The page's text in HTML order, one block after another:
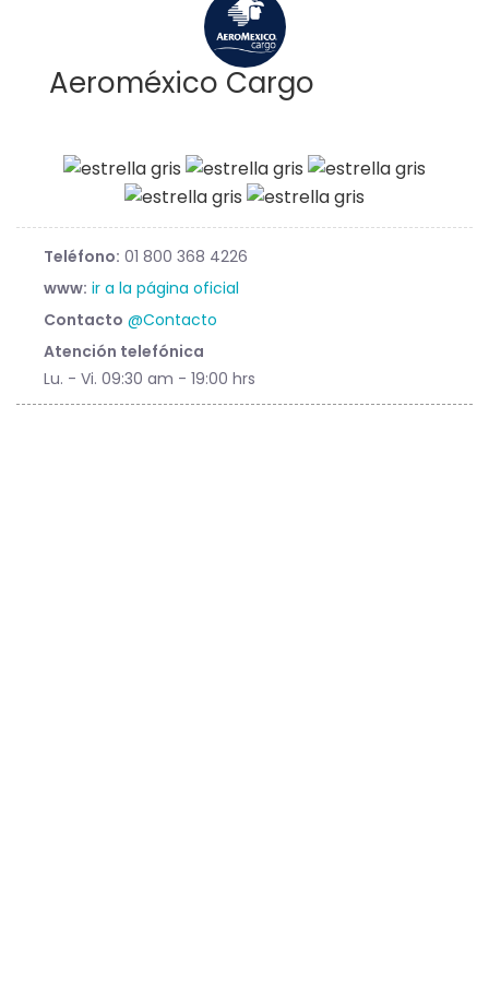
Aeroméxico Cargo
Teléfono: 01 800 368 4226
www: ir a la página oficial
Contacto @Contacto
Atención telefónica
Lu. - Vi. 09:30 am - 19:00 hrs